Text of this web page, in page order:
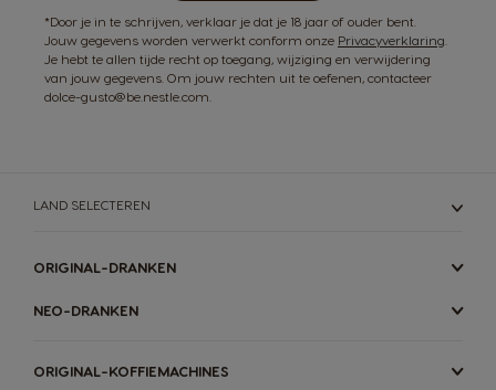
*Door je in te schrijven, verklaar je dat je 18 jaar of ouder bent.
Jouw gegevens worden verwerkt conform onze Privacyverklaring
Je hebt te allen tijde recht op toegang, wijziging en verwijdering
van jouw gegevens. Om jouw rechten uit te oefenen, contacteer
dolce-gusto@be.nestle.com.
LAND SELECTEREN
ORIGINAL-DRANKEN
NEO-DRANKEN
ORIGINAL-KOFFIEMACHINES